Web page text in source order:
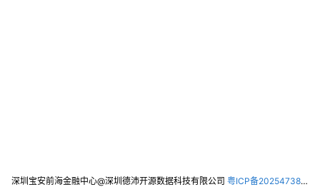
深圳宝安前海金融中心@深圳德沛开源数据科技有限公司 粤ICP备2025473821号-2